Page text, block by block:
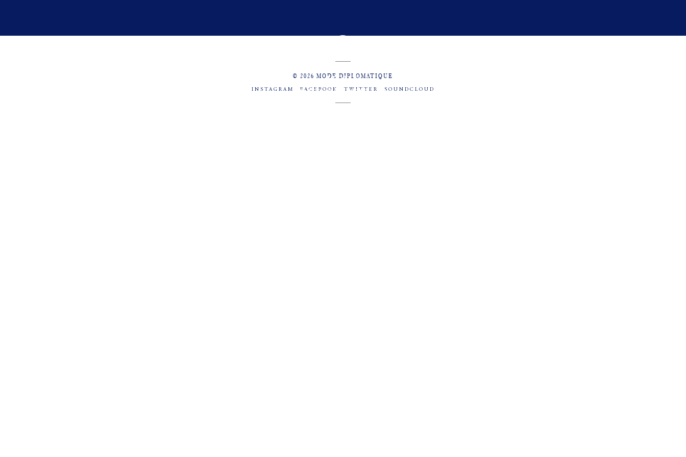
© 2026 MODE DIPLOMATIQUE
INSTAGRAM FACEBOOK TWITTER SOUNDCLOUD